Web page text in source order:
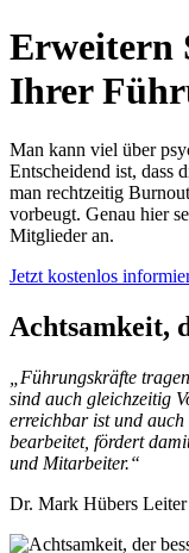
Erweitern
Ihrer
Man kann viel über
Entscheidend ist, dass
man rechtzeitig
vorbeugt. Genau hier
Mitglieder an.
Jetzt kostenlos
Achtsamkeit,
„Führungskräfte
sind auch gleichzeitig
erreichbar ist und
bearbeitet, fördert
und Mitarbeiter.“
Dr. Mark Hübers